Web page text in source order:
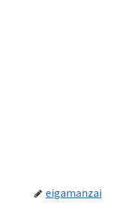
eigamanzai